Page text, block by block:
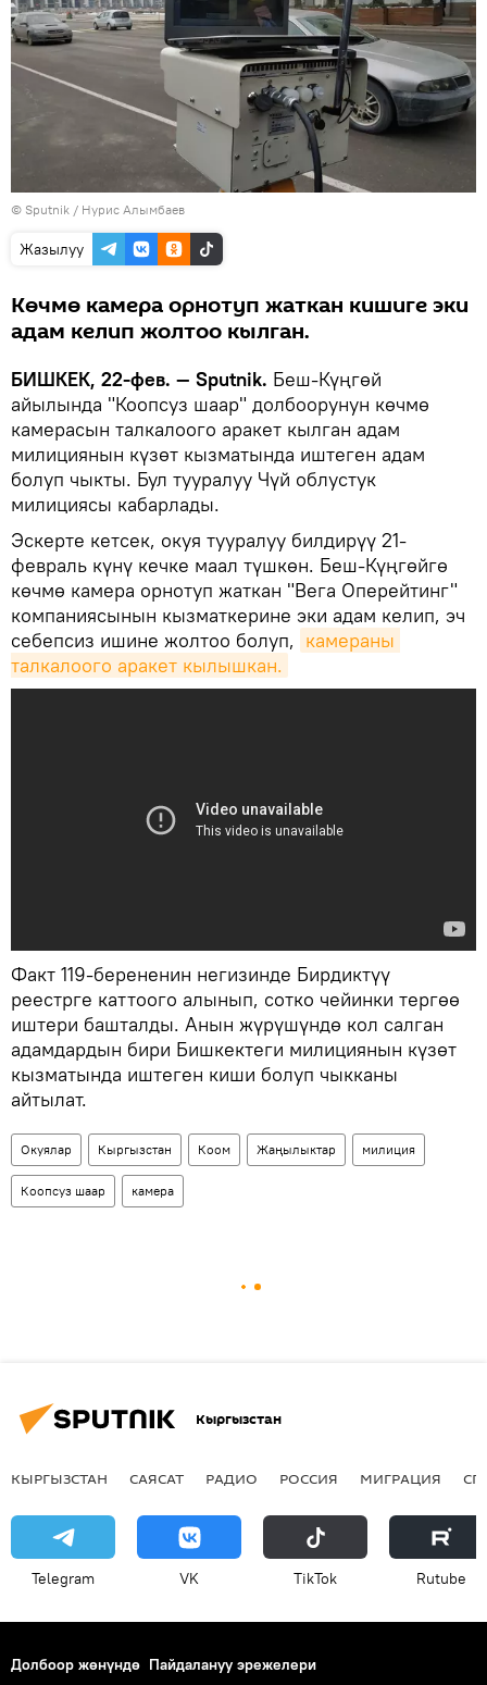
© Sputnik / Нурис Алымбаев
Жазылуу
Көчмө камера орнотуп жаткан кишиге эки
адам келип жолтоо кылган.
БИШКЕК, 22-фев. — Sputnik. Беш-Күңгөй
айылында "Коопсуз шаар" долбоорунун көчмө
камерасын талкалоого аракет кылган адам
милициянын күзөт кызматында иштеген адам
болуп чыкты. Бул тууралуу Чүй облустук
милициясы кабарлады.
Эскерте кетсек, окуя тууралуу билдирүү 21-
февраль күнү кечке маал түшкөн. Беш-Күңгөйгө
көчмө камера орнотуп жаткан "Вега Оперейтинг"
компаниясынын кызматкерине эки адам келип, эч
себепсиз ишине жолтоо болуп, камераны
талкалоого аракет кылышкан.
Факт 119-берененин негизинде Бирдиктүү
реестрге каттоого алынып, сотко чейинки тергөө
иштери башталды. Анын жүрүшүндө кол салган
адамдардын бири Бишкектеги милициянын күзөт
кызматында иштеген киши болуп чыкканы
айтылат.
Окуялар Кыргызстан Коом Жаңылыктар милиция
Коопсуз шаар камера
Кыргызстан
КЫРГЫЗСТАН САЯСАТ РАДИО РОССИЯ МИГРАЦИЯ
Telegram VK ТikТоk Rutube
Долбоор жөнүндө Пайдалануу эрежелери